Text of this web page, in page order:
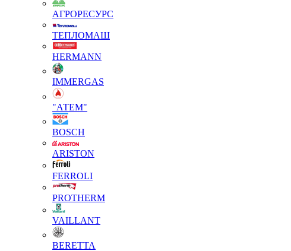
АГРОРЕСУРС
ТЕПЛОМАШ
HERMANN
IMMERGAS
"АТЕМ"
BOSCH
ARISTON
FERROLI
PROTHERM
VAILLANT
BERETTA